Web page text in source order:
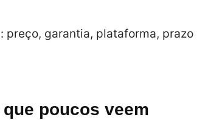
garantia, plataforma, prazo
poucos veem